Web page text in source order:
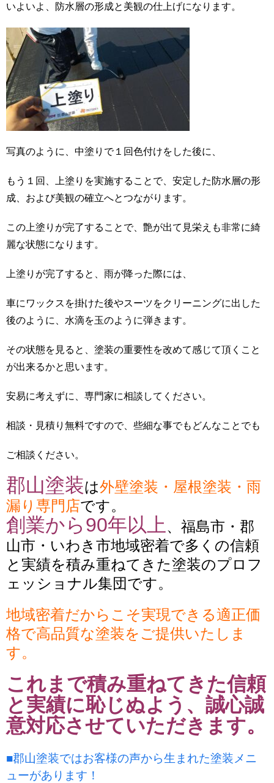
いよいよ、防水層の形成と美観の仕上げになります。
写真のように、中塗りで１回色付けをした後に、
もう１回、上塗りを実施することで、安定した防水層の形
成、および美観の確立へとつながります。
この上塗りが完了することで、艶が出て見栄えも非常に綺
麗な状態になります。
上塗りが完了すると、雨が降った際には、
車にワックスを掛けた後やスーツをクリーニングに出した
後のように、水滴を玉のように弾きます。
その状態を見ると、塗装の重要性を改めて感じて頂くこと
が出来るかと思います。
安易に考えずに、専門家に相談してください。
相談・見積り無料ですので、些細な事でもどんなことでも
ご相談ください。
郡山塗装は外壁塗装・屋根塗装・雨
漏り専門店です。
創業から90年以上 、福島市・郡
山市・いわき市地域密着で多くの信頼
と実績を積み重ねてきた塗装のプロフ
ェッショナル集団です。
地域密着だからこそ実現できる適正価
格で高品質な塗装をご提供いたしま
す。
これまで積み重ねてきた信頼
と実績に恥じぬよう、誠心誠
意対応させていただきます。
■郡山塗装ではお客様の声から生まれた塗装メニ
ューがあります！